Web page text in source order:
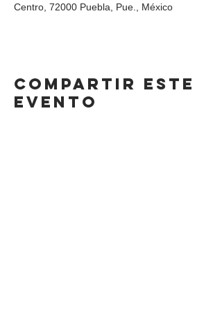
Centro, 72000 Puebla, Pue., México
Compartir este
evento